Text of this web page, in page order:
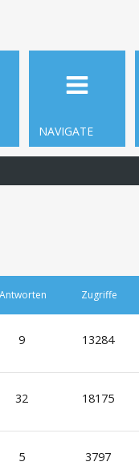
NAVIGATE
Antworten Zugriffe
9 13284
32 18175
5 3797